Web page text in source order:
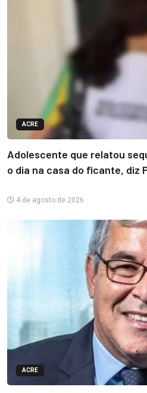
ACRE
Adolescente que relatou
o dia na casa do ficante, diz
4 de agosto de 2026
ACRE